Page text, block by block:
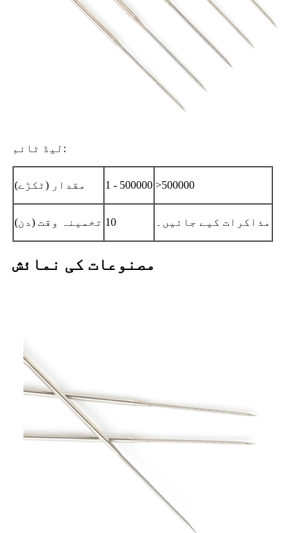
لیڈ ٹائم:
مقدار (ٹکڑے) 1 - 500000 >500000
تخمینہ وقت (دن) 10 مذاکرات کیے جائیں۔
مصنوعات کی نمائش